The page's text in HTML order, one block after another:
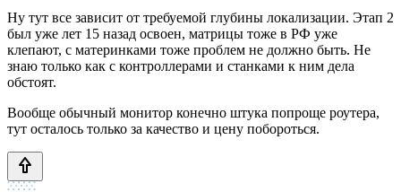
Ну тут все зависит от требуемой глубины локализации. Этап 2
был уже лет 15 назад освоен, матрицы тоже в РФ уже
клепают, с материнками тоже проблем не должно быть. Не
знаю только как с контроллерами и станками к ним дела
обстоят.
Вообще обычный монитор конечно штука попроще роутера,
тут осталось только за качество и цену побороться.